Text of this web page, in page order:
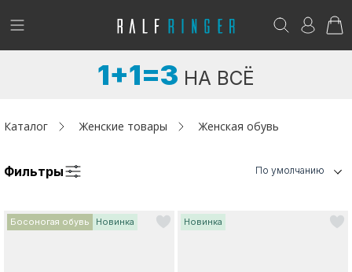
!
Женщинам
Возникли вопросы? - club@ralf.ru
1+1=3 НА ВСЁ
Каталог Женские товары Женская обувь
Фильтры По умолчанию
Босоногая обувь Новинка Новинка